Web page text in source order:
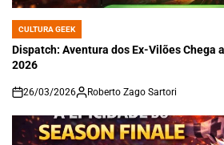
POSTED
IN
CULTURA GEEK
Dispatch: Aventura dos Ex-Vilões Chega
2026
on
26/03/2026 Roberto Zago Sartori